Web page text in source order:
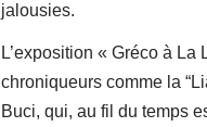
jalousies.
L’exposition « Gréco à
chroniqueurs comme la
Buci, qui, au fil du temps